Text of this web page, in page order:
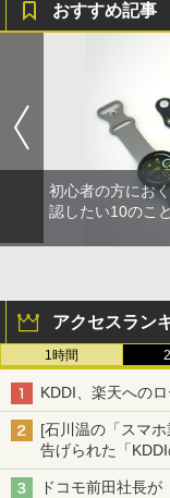
おすすめ記事
初心者の方にお
認したい10のこ
アクセスラン
1時間
KDDI、楽天への
[石川温の「スマ
告げられた「
穴と楽天モバイル
ドコモ前田社長